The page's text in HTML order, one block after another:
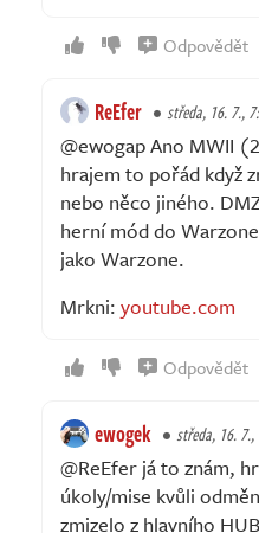
Odpovědět
ReEfer středa, 16. 7.,
@ewogap Ano MWII
hrajem to pořád když
nebo něco jiného.
herní mód do
jako Warzone.
Mrkni: youtube.com
Odpovědět
ewogek středa, 16. 7.,
@ReEfer já to znám,
úkoly/mise kvůli
zmizelo z hlavního